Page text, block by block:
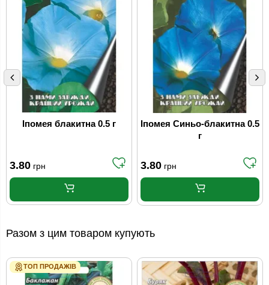
Іпомея блакитна 0.5 г
3.80 грн
Іпомея Синьо-блакитна 0.5
г
3.80 грн
Разом з цим товаром купують
ТОП ПРОДАЖІВ